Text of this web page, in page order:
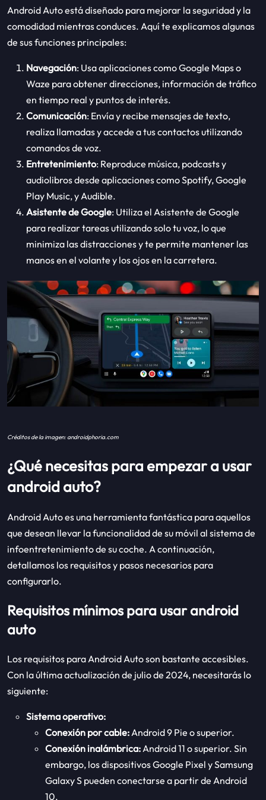
Android Auto está diseñado para mejorar la seguridad y la
comodidad mientras conduces. Aquí te explicamos algunas
de sus funciones principales:
Navegación: Usa aplicaciones como Google Maps o
Waze para obtener direcciones, información de tráfico
en tiempo real y puntos de interés.
Comunicación: Envía y recibe mensajes de texto,
realiza llamadas y accede a tus contactos utilizando
comandos de voz.
Entretenimiento: Reproduce música, podcasts y
audiolibros desde aplicaciones como Spotify, Google
Play Music, y Audible.
Asistente de Google: Utiliza el Asistente de Google
para realizar tareas utilizando solo tu voz, lo que
minimiza las distracciones y te permite mantener las
manos en el volante y los ojos en la carretera.
Créditos de la imagen: androidphoria.com
¿Qué necesitas para empezar a usar
android auto?
Android Auto es una herramienta fantástica para aquellos
que desean llevar la funcionalidad de su móvil al sistema de
infoentretenimiento de su coche. A continuación,
detallamos los requisitos y pasos necesarios para
configurarlo.
Requisitos mínimos para usar android
auto
Los requisitos para Android Auto son bastante accesibles.
Con la última actualización de julio de 2024, necesitarás lo
siguiente:
Sistema operativo:
Conexión por cable: Android 9 Pie o superior.
Conexión inalámbrica: Android 11 o superior. Sin
embargo, los dispositivos Google Pixel y Samsung
Galaxy S pueden conectarse a partir de Android
10.